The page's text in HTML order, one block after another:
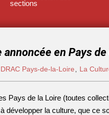
sections
en Pays de
DRAC Pays-de-la-Loire La
Pays de la Loire (toutes
développer la culture, que ce